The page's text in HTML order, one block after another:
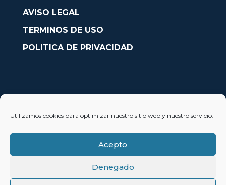
Utilizamos cookies para optimizar nuestro sitio web y nuestro servicio.
Acepto
Denegado
AVISO LEGAL
TERMINOS DE USO
POLITICA DE PRIVACIDAD
Avda. País Valencià nº54, Oficina 23, Alcoy (Alicante)